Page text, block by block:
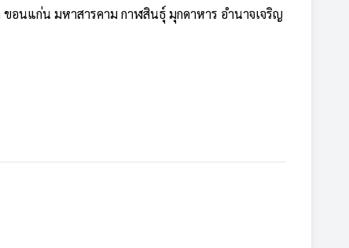
อนแก่น มหาสารคาม กาฬสินธุ์ มุกดาหาร อำนาจเจริญ